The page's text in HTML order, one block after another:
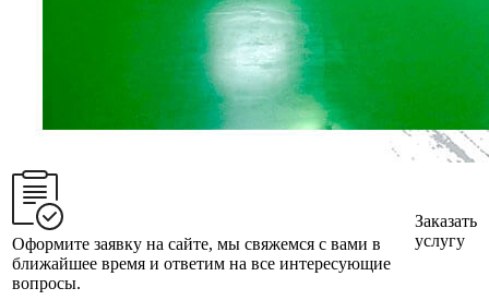
Оформите заявку на сайте, мы свяжемся с вами в
ближайшее время и ответим на все интересующие
вопросы.
Заказать
услугу